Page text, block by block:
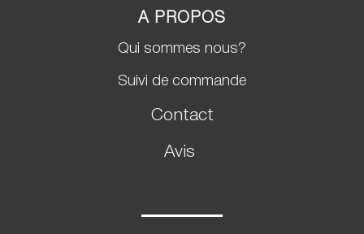
A PROPOS
Qui sommes nous?
Suivi de commande
Contact
Avis